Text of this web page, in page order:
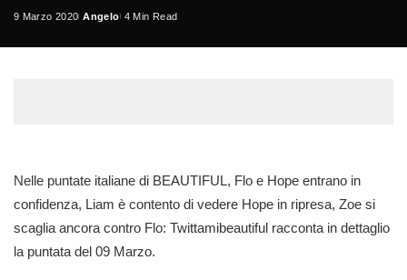
9 Marzo 2020
Posted
Angelo 4 Min Read
Nelle puntate italiane di BEAUTIFUL, Flo e Hope entrano in
confidenza, Liam è contento di vedere Hope in ripresa, Zoe si
scaglia ancora contro Flo: Twittamibeautiful racconta in dettaglio
la puntata del 09 Marzo.